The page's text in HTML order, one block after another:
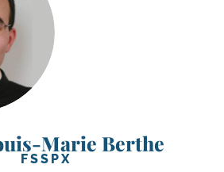
Marie Berthe
FSSPX